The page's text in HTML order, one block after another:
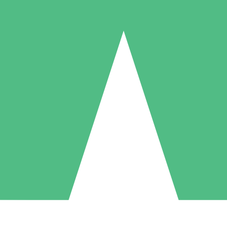
Individuella Kreditpaket
per användning med nedladdningskrediter. Inget månatligt åtagande
5 Nedladdningar
US$